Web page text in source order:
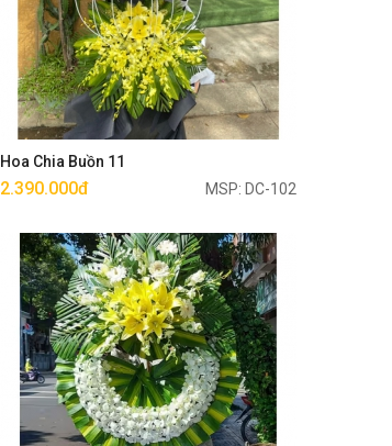
Hoa Chia Buồn 11
2.390.000đ MSP: DC-102
Mua ngay